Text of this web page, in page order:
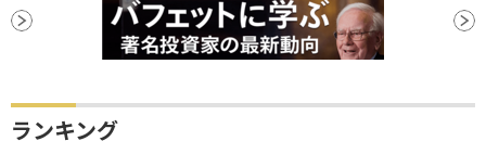
ランキング